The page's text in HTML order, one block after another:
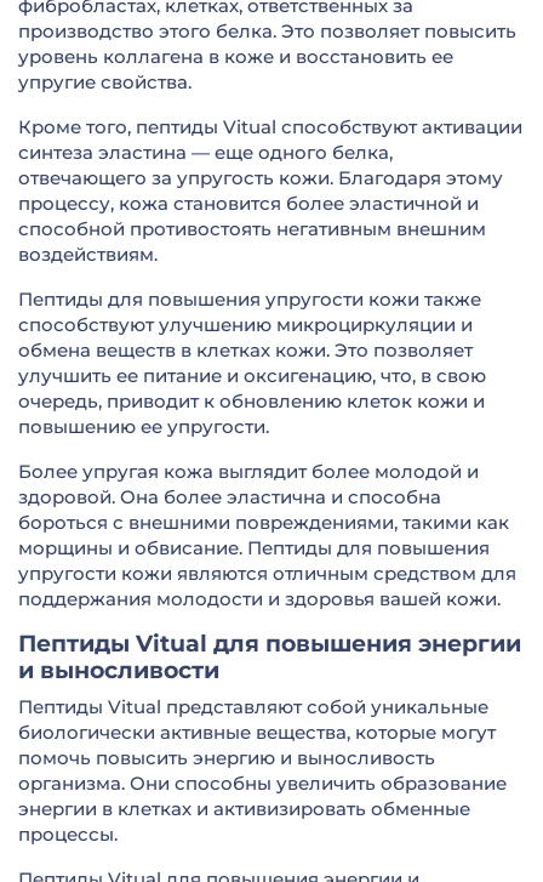
фибробластах, клетках, ответственных за
производство этого белка. Это позволяет повысить
уровень коллагена в коже и восстановить ее
упругие свойства.
Кроме того, пептиды Vitual способствуют активации
синтеза эластина — еще одного белка,
отвечающего за упругость кожи. Благодаря этому
процессу, кожа становится более эластичной и
способной противостоять негативным внешним
воздействиям.
Пептиды для повышения упругости кожи также
способствуют улучшению микроциркуляции и
обмена веществ в клетках кожи. Это позволяет
улучшить ее питание и оксигенацию, что, в свою
очередь, приводит к обновлению клеток кожи и
повышению ее упругости.
Более упругая кожа выглядит более молодой и
здоровой. Она более эластична и способна
бороться с внешними повреждениями, такими как
морщины и обвисание. Пептиды для повышения
упругости кожи являются отличным средством для
поддержания молодости и здоровья вашей кожи.
Пептиды Vitual для повышения энергии
и выносливости
Пептиды Vitual представляют собой уникальные
биологически активные вещества, которые могут
помочь повысить энергию и выносливость
организма. Они способны увеличить образование
энергии в клетках и активизировать обменные
процессы.